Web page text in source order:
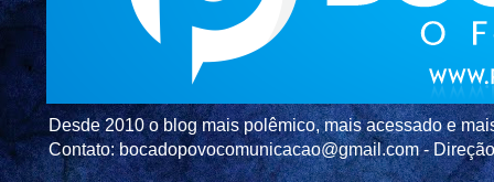
Desde 2010 o blog mais polêmico, mais acessado e
Contato: bocadopovocomunicacao@gmail.com -